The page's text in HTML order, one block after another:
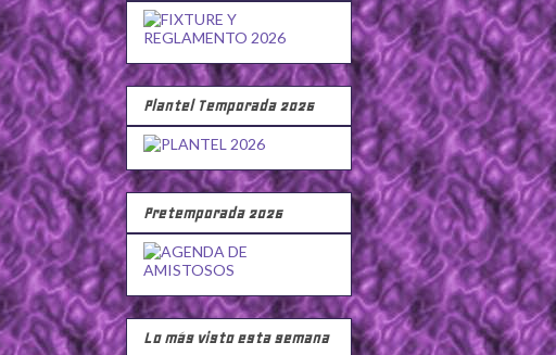
Plantel Temporada 2026
Pretemporada 2026
Lo más visto esta semana